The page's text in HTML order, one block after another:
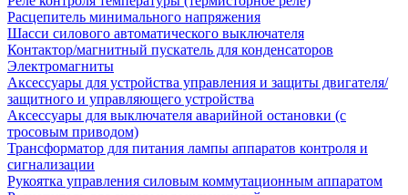
Расцепитель минимального напряжения
Шасси силового автоматического выключателя
Контактор/магнитный пускатель для конденсаторов
Электромагниты
Аксессуары для устройства управления и защиты двигателя/
защитного и управляющего устройства
Аксессуары для выключателя аварийной остановки (с
тросовым приводом)
Трансформатор для питания лампы аппаратов контроля и
сигнализации
Рукоятка управления силовым коммутационным аппаратом